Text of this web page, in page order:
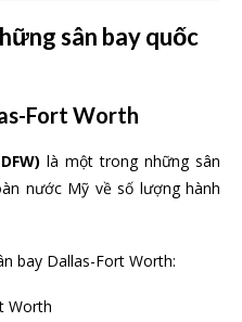
sân bay quốc
Fort Worth
là một trong những sân
nước Mỹ về số lượng hành
bay Dallas-Fort Worth:
Worth